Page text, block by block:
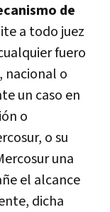
de
a todo juez
fuero
nacional o
un caso en
o
o su
una
el alcance
dicha